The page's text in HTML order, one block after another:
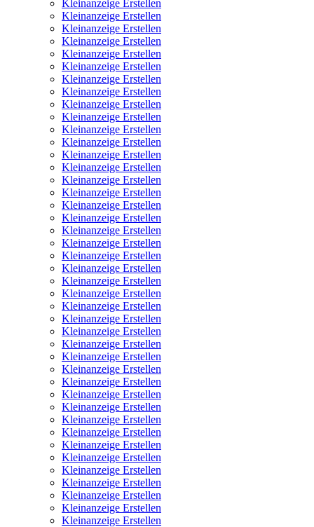
Kleinanzeige Erstellen
Kleinanzeige Erstellen
Kleinanzeige Erstellen
Kleinanzeige Erstellen
Kleinanzeige Erstellen
Kleinanzeige Erstellen
Kleinanzeige Erstellen
Kleinanzeige Erstellen
Kleinanzeige Erstellen
Kleinanzeige Erstellen
Kleinanzeige Erstellen
Kleinanzeige Erstellen
Kleinanzeige Erstellen
Kleinanzeige Erstellen
Kleinanzeige Erstellen
Kleinanzeige Erstellen
Kleinanzeige Erstellen
Kleinanzeige Erstellen
Kleinanzeige Erstellen
Kleinanzeige Erstellen
Kleinanzeige Erstellen
Kleinanzeige Erstellen
Kleinanzeige Erstellen
Kleinanzeige Erstellen
Kleinanzeige Erstellen
Kleinanzeige Erstellen
Kleinanzeige Erstellen
Kleinanzeige Erstellen
Kleinanzeige Erstellen
Kleinanzeige Erstellen
Kleinanzeige Erstellen
Kleinanzeige Erstellen
Kleinanzeige Erstellen
Kleinanzeige Erstellen
Kleinanzeige Erstellen
Kleinanzeige Erstellen
Kleinanzeige Erstellen
Kleinanzeige Erstellen
Kleinanzeige Erstellen
Kleinanzeige Erstellen
Kleinanzeige Erstellen
Kleinanzeige Erstellen